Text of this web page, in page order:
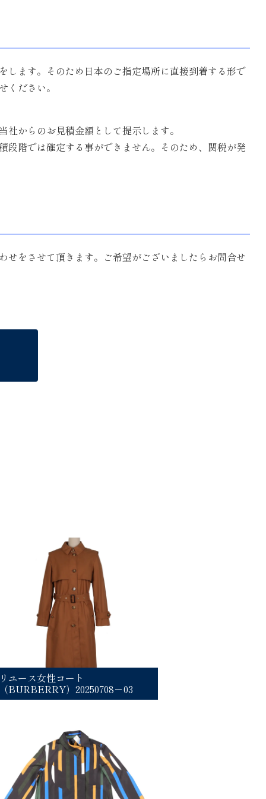
します。そのため日本のご指定場所に直接到着する形で
ださい。
からのお見積金額として提示します。
階では確定する事ができません。そのため、関税が発
をさせて頂きます。ご希望がございましたらお問合せ
ユース女性コート
BURBERRY）20250708－03